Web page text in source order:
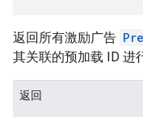
返回所有激励广告
其关联的预加载 ID 进
返回